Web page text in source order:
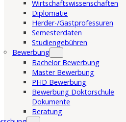
Wirtschaftswissenschaften
Diplomatie
Herder-/Gastprofessuren
Semesterdaten
Studiengebühren
Bewerbung
Bachelor Bewerbung
Master Bewerbung
PHD Bewerbung
Bewerbung Doktorschule
Dokumente
Beratung